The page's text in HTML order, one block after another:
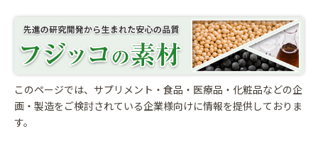
このページでは、サプリメント・食品・医療品・化粧品などの企
画・製造をご検討されている企業様向けに情報を提供しておりま
す。